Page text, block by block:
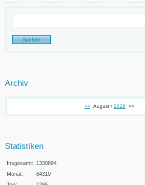
Archiv
<< August / 2026 >>
Statistiken
Insgesamt:
1330894
Monat:
64310